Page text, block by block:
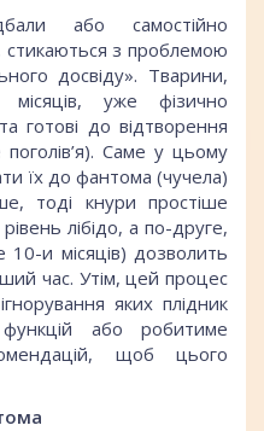
або самостійно
стикаються з проблемою
досвіду». Тварини,
уже фізично
готові до відтворення
Саме у цьому
їх до фантома (чучела)
тоді кнури простіше
лібідо, а по-друге,
10-и місяців) дозволить
час. Утім, цей процес
яких плідник
або робитиме
щоб цього